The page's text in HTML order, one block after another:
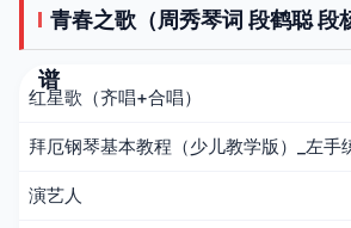
青春之歌（周秀琴词 段鹤聪 段
谱
红星歌（齐唱+合唱）
拜厄钢琴基本教程（少儿教学版）_左手
演艺人